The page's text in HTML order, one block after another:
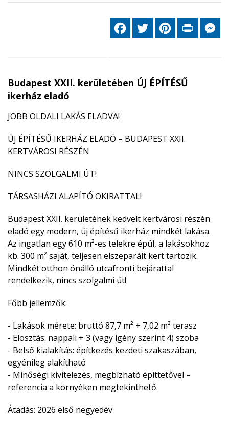
FacebookTwitter PinterestPrint
Budapest XXII. kerületében ÚJ ÉPÍTÉSŰ
ikerház eladó
JOBB OLDALI LAKÁS ELADVA!
ÚJ ÉPÍTÉSŰ IKERHÁZ ELADÓ – BUDAPEST XXII.
KERTVÁROSI RÉSZÉN
NINCS SZOLGALMI ÚT!
TÁRSASHÁZI ALAPÍTÓ OKIRATTAL!
Budapest XXII. kerületének kedvelt kertvárosi részén
eladó egy modern, új építésű ikerház mindkét lakása.
Az ingatlan egy 610 m²-es telekre épül, a lakásokhoz
kb. 300 m² saját, teljesen elszeparált kert tartozik.
Mindkét otthon önálló utcafronti bejárattal
rendelkezik, nincs szolgalmi út!
Főbb jellemzők:
- Lakások mérete: bruttó 87,7 m² + 7,02 m² terasz
- Elosztás: nappali + 3 (vagy igény szerint 4) szoba
- Belső kialakítás: építkezés kezdeti szakaszában,
egyénileg alakítható
- Minőségi kivitelezés, megbízható építtetővel –
referencia a környéken megtekinthető.
Átadás: 2026 első negyedév